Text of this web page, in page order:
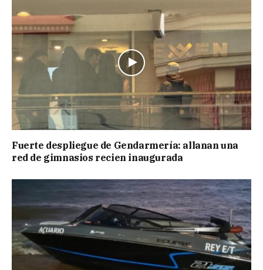
Fuerte despliegue de Gendarmería: allanan una
red de gimnasios recien inaugurada